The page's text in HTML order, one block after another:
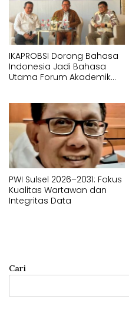
IKAPROBSI Dorong Bahasa
Indonesia Jadi Bahasa
Utama Forum Akademik
PWI Sulsel 2026–2031: Fokus
Kualitas Wartawan dan
Integritas Data
Cari